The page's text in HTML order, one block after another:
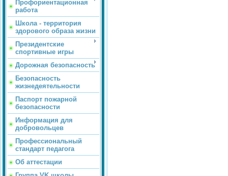
Профориентационная
работа
Школа - территория
здорового образа жизни
Президентские
спортивные игры
Дорожная безопасность
Безопасность
жизнедеятельности
Паспорт пожарной
безопасности
Информация для
добровольцев
Профессиональный
стандарт педагога
Об аттестации